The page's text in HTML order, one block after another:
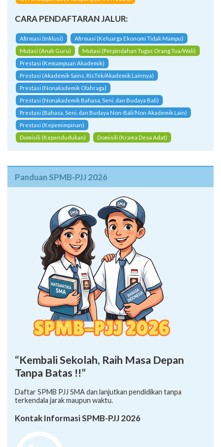
CARA PENDAFTARAN JALUR:
Afirmasi (Inklusi)
Afirmasi (Keluarga Ekonomi Tidak Mampu)
Mutasi (Anak Guru)
Mutasi (Perpindahan Tugas Orang Tua/Wali)
Prestasi (Kemampuan Akademik)
Prestasi (Akademik Sains, RisTek/Akademik Lainnya)
Prestasi (Nonakademik Olahraga)
Prestasi (Nonakademik Bahasa, Seni, dan Budaya Bali)
Prestasi (Bahasa, Seni, dan Budaya Non-Bali/Non Akademik Lain)
Prestasi (Kepemimpinan)
Domisili (Kependudukan)
Domisili (Krama Desa Adat)
Panduan SPMB-PJJ 2026
“Kembali Sekolah, Raih Masa Depan
Tanpa Batas !!”
Daftar SPMB PJJ SMA dan lanjutkan pendidikan tanpa
terkendala jarak maupun waktu.
Kontak Informasi SPMB-PJJ 2026